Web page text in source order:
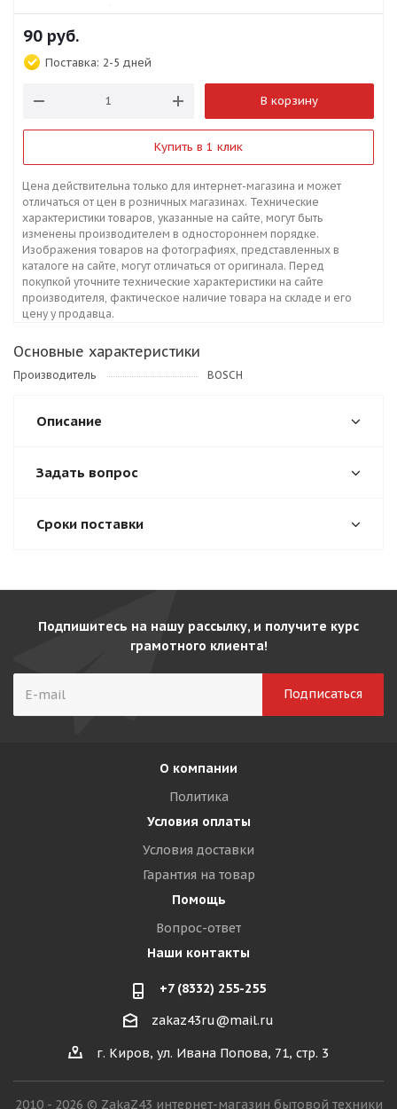
90 руб.
Поставка: 2-5 дней
В корзину
Купить в 1 клик
Цена действительна только для интернет-магазина и может
отличаться от цен в розничных магазинах. Технические
характеристики товаров, указанные на сайте, могут быть
изменены производителем в одностороннем порядке.
Изображения товаров на фотографиях, представленных в
каталоге на сайте, могут отличаться от оригинала. Перед
покупкой уточните технические характеристики на сайте
производителя, фактическое наличие товара на складе и его
цену у продавца.
Основные характеристики
Производитель BOSCH
Описание
Задать вопрос
Сроки поставки
Подпишитесь на нашу рассылку, и получите курс
грамотного клиента!
О компании
Политика
Условия оплаты
Условия доставки
Гарантия на товар
Помощь
Вопрос-ответ
Наши контакты
+7 (8332) 255-255
zakaz43ru@mail.ru
г. Киров, ул. Ивана Попова, 71, стр. 3
2010 - 2026 © ZakaZ43 интернет-магазин бытовой техники